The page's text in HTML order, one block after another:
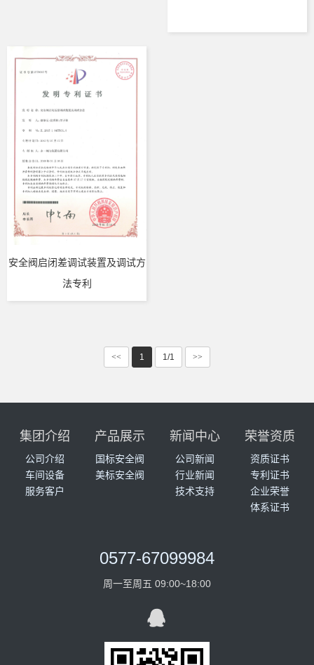
安全阀启闭差调试装置及调试方
法专利
<< 1 1/1 >>
集团介绍
公司介绍
车间设备
服务客户
产品展示
国标安全阀
美标安全阀
新闻中心
公司新闻
行业新闻
技术支持
荣誉资质
资质证书
专利证书
企业荣誉
体系证书
0577-67099984
周一至周五 09:00~18:00